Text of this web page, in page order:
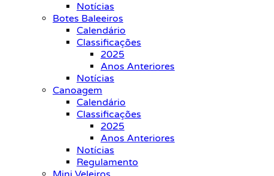
Notícias
Botes Baleeiros
Calendário
Classificações
2025
Anos Anteriores
Notícias
Canoagem
Calendário
Classificações
2025
Anos Anteriores
Notícias
Regulamento